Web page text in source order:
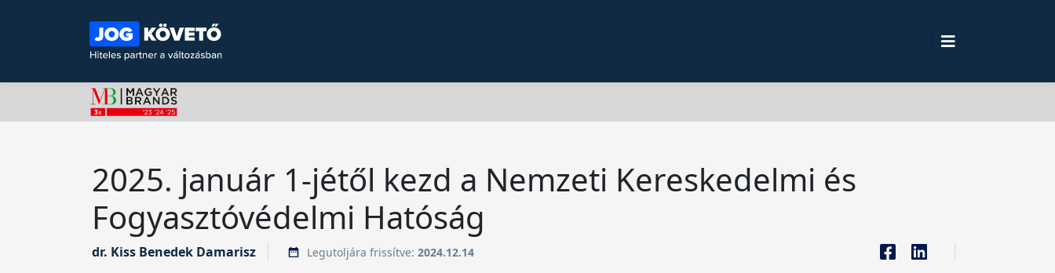
2025. január 1-jétől kezd a Nemzeti Kereskedelmi és
Fogyasztóvédelmi Hatóság
dr. Kiss Benedek Damarisz Legutoljára frissítve: 2024.12.14